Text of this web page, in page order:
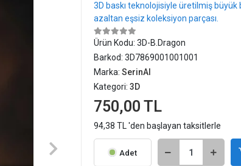
3D baskı teknolojisiyle üretilmiş büyük
azaltan eşsiz koleksiyon parçası.
Ürün Kodu: 3D-B.Dragon
Barkod: 3D7869001001001
Marka: SerinAl
Kategori: 3D
750,00 TL
94,38 TL 'den başlayan taksitlerle
Adet